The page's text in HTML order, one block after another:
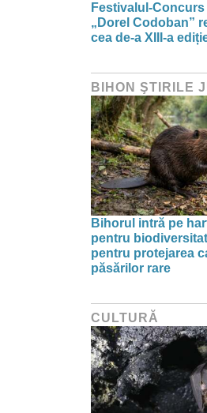
Festivalul-
„Dorel Codoban”
cea de-a XIII-a
BIHON ŞTIRILE
Bihorul intră pe
pentru
pentru protejarea
păsărilor rare
CULTURĂ